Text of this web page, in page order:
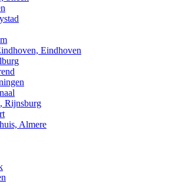
Eindhoven
Rijnsburg
Almere